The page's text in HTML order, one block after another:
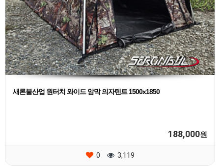
새론불산업 원터치 와이드 암막 의자텐트 1500x1850
188,000원
0 3,119